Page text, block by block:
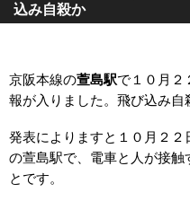
込み自殺か
京阪本線の萱島駅で１０月２
報が入りました。飛び込み自
発表によりますと１０月２
の萱島駅で、電車と人が接触
とです。